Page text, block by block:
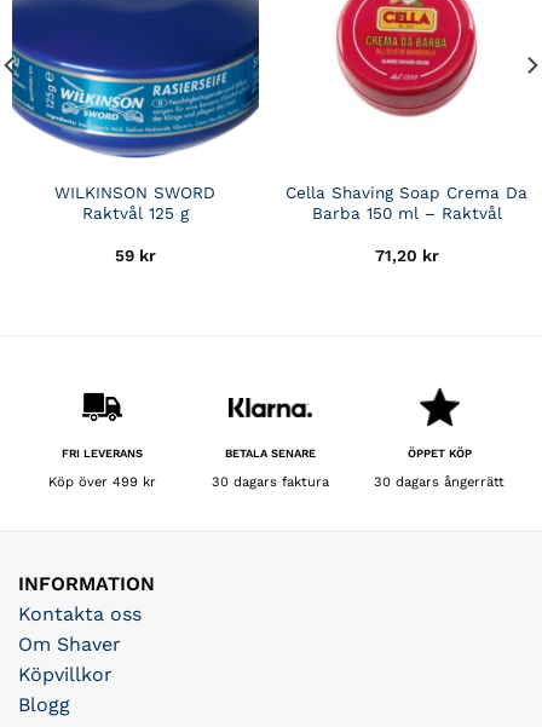
WILKINSON SWORD
Raktvål 125 g
59 kr
Cella Shaving Soap Crema Da
Barba 150 ml – Raktvål
71,20 kr
FRI LEVERANS
Köp över 499 kr
BETALA SENARE
30 dagars faktura
ÖPPET KÖP
30 dagars ångerrätt
INFORMATION
Kontakta oss
Om Shaver
Köpvillkor
Blogg